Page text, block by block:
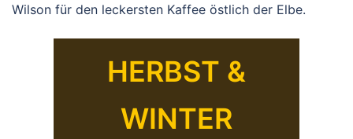
Wilson für den leckersten Kaffee östlich der Elbe.
HERBST &
WINTER